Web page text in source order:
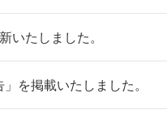
いたしました。
を掲載いたしました。